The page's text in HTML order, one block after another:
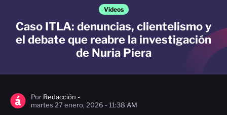
Videos
Caso ITLA: denuncias, clientelismo y
el debate que reabre la investigación
de Nuria Piera
Por Redacción -
martes 27 enero, 2026 - 11:38 AM